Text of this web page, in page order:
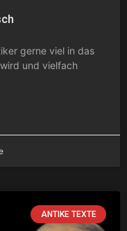
gerne viel in das
und vielfach
ANTIKE TEXTE